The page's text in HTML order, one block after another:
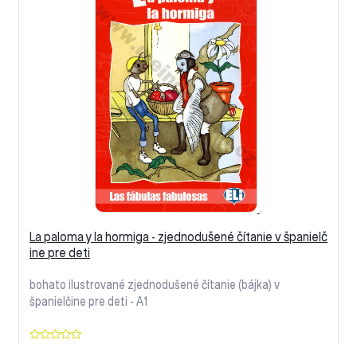
La paloma y la hormiga - zjednodušené čítanie v španielč
ine pre deti
bohato ilustrované zjednodušené čítanie (bájka) v
španielčine pre deti - A1